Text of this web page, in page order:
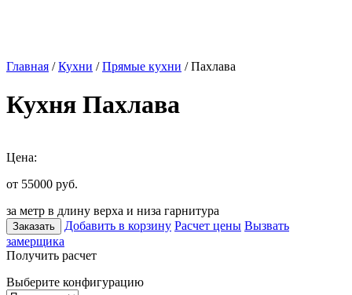
Главная /Кухни /Прямые кухни / Пахлава
Кухня Пахлава
Цена:
от 55000 руб.
за метр в длину верха и низа гарнитура
Заказать Добавить в корзину Расчет цены Вызвать
замерщика
Получить расчет
Выберите конфигурацию